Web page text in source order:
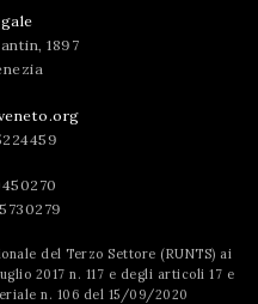
1897
del Terzo Settore (RUNTS) ai
2017 n. 117 e degli articoli 17 e
n. 106 del 15/09/2020